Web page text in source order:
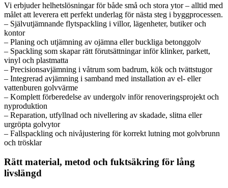
Vi erbjuder helhetslösningar för både små och stora ytor – alltid med
målet att leverera ett perfekt underlag för nästa steg i byggprocessen.
– Självutjämnande flytspackling i villor, lägenheter, butiker och
kontor
– Planing och utjämning av ojämna eller buckliga betonggolv
– Spackling som skapar rätt förutsättningar inför klinker, parkett,
vinyl och plastmatta
– Precisionsavjämning i våtrum som badrum, kök och tvättstugor
– Integrerad avjämning i samband med installation av el- eller
vattenburen golvvärme
– Komplett förberedelse av undergolv inför renoveringsprojekt och
nyproduktion
– Reparation, utfyllnad och nivellering av skadade, slitna eller
urgröpta golvytor
– Fallspackling och nivåjustering för korrekt lutning mot golvbrunn
och trösklar
Rätt material, metod och fuktsäkring för lång
livslängd